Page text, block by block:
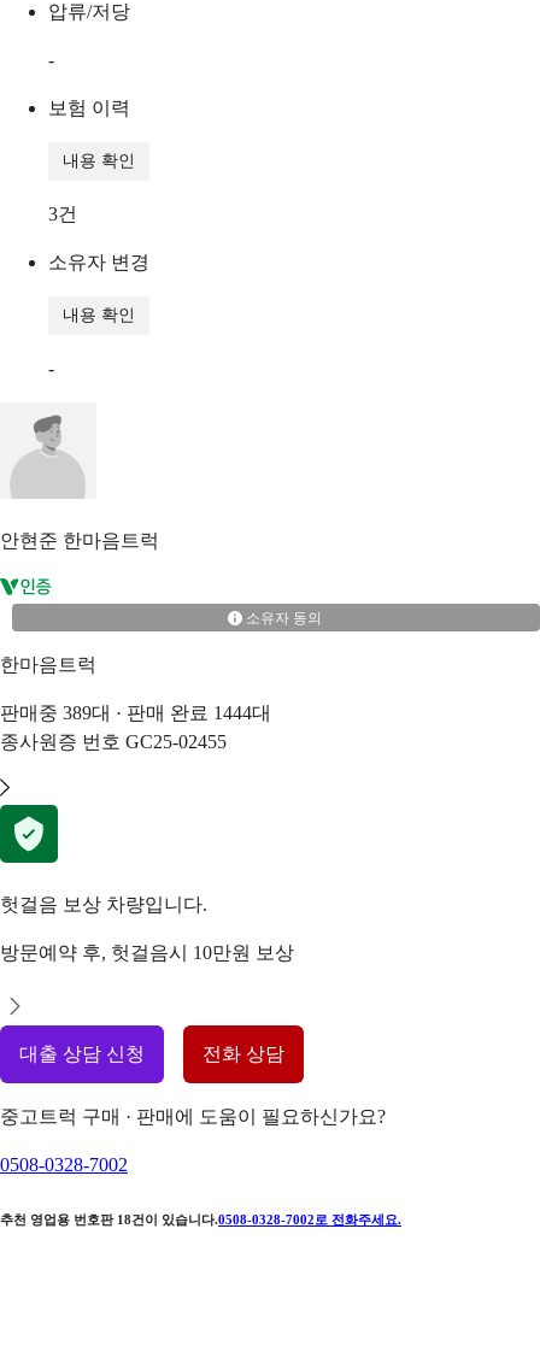
압류/저당
-
보험 이력
내용 확인
3건
소유자 변경
내용 확인
-
안현준 한마음트럭
소유자 동의
한마음트럭
판매중 389대 · 판매 완료 1444대
종사원증 번호 GC25-02455
헛걸음 보상 차량입니다.
방문예약 후, 헛걸음시 10만원 보상
대출 상담 신청 전화 상담
중고트럭 구매 · 판매에 도움이 필요하신가요?
0508-0328-7002
추천 영업용 번호판 18건이 있습니다.0508-0328-7002 로 전화주세요.